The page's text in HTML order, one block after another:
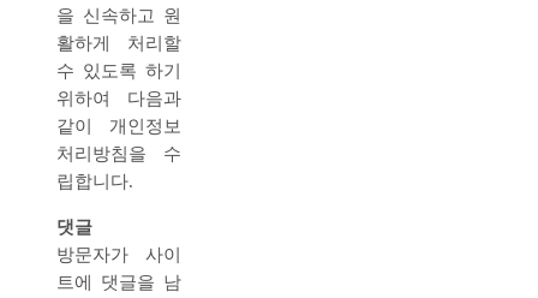
을 신속하고 원
활하게 처리할
수 있도록 하기
위하여 다음과
같이 개인정보
처리방침을 수
립합니다.
댓글
방문자가 사이
트에 댓글을 남